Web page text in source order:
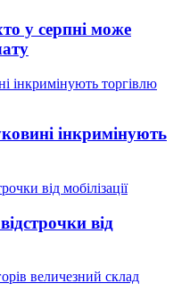
у серпні може
інкримінують
від